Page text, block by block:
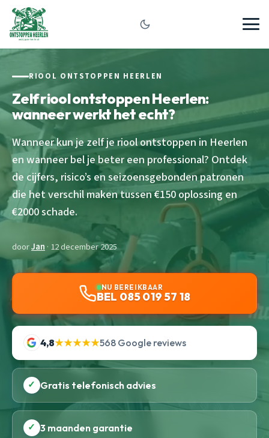
RIOOL ONTSTOPPEN HEERLEN
Zelf riool ontstoppen Heerlen:
wanneer werkt het echt?
Wanneer kun je zelf je riool ontstoppen in Heerlen
en wanneer bel je beter een professional? Ontdek
de cijfers, risico’s en seizoensgebonden patronen
die het verschil maken tussen €150 oplossing en
€2000 schade.
doorJan · 12 december 2025
NU BEREIKBAAR
BEL 085 019 57 18
4,8★★★★★568 Google reviews
✓ Gratis telefonisch advies
✓ 3 maanden garantie